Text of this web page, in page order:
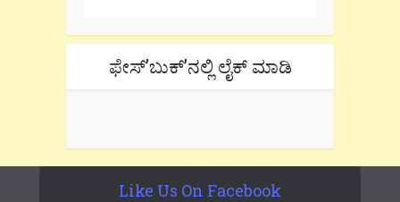
ಫೇಸ್’ಬುಕ್’ನಲ್ಲಿ ಲೈಕ್ ಮಾಡಿ
Like Us On Facebook